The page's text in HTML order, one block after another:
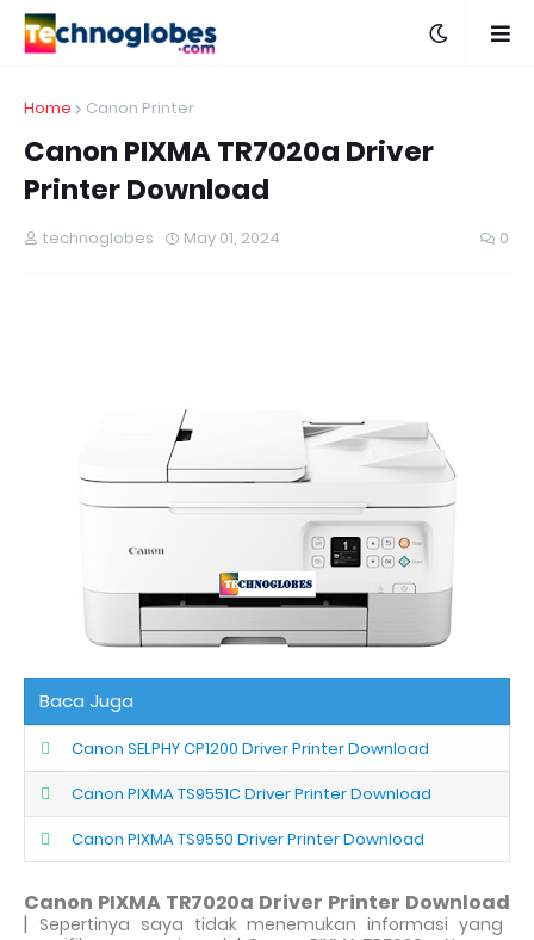
Home Canon Printer
Canon PIXMA TR7020a Driver
Printer Download
technoglobes May 01, 2024 0
Baca Juga
Canon SELPHY CP1200 Driver Printer Download
Canon PIXMA TS9551C Driver Printer Download
Canon PIXMA TS9550 Driver Printer Download
Canon PIXMA TR7020a Driver Printer Download
| Sepertinya saya tidak menemukan informasi yang